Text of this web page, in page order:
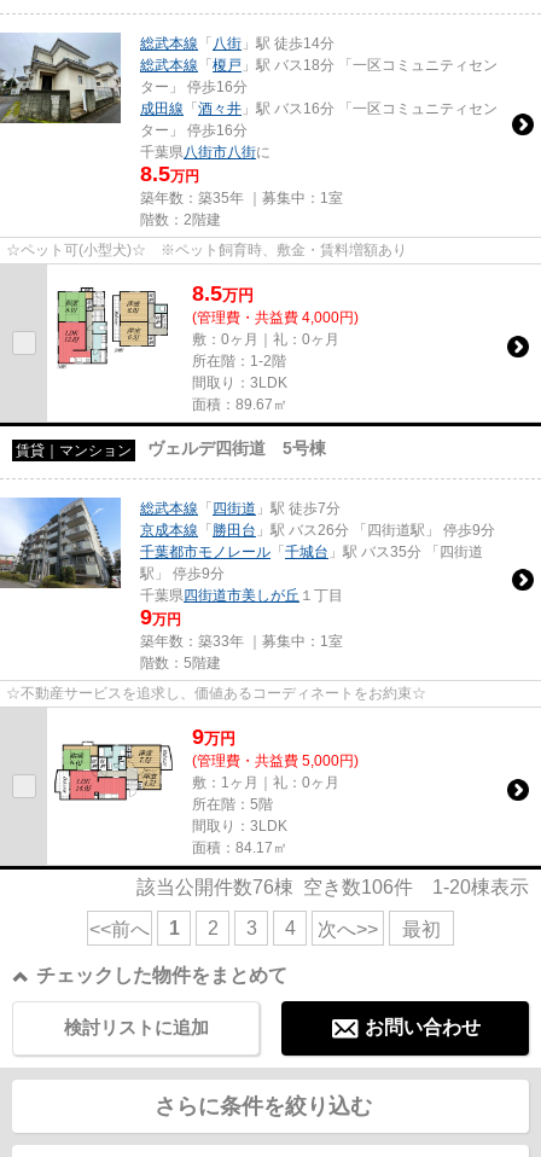
総武本線 「 八街 」駅 徒歩14分
総武本線 「榎戸 」駅 バス18分 「一区コミュニティセン
ター」 停歩16分
成田線 「酒々井 」駅 バス16分 「一区コミュニティセン
ター」 停歩16分
千葉県 八街市八街に
8.5万円
築年数：築35年 ｜募集中： 1室
階数：2階建
☆ペット可(小型犬)☆ ※ペット飼育時、敷金・賃料増額あり
8.5万円
(管理費・共益費 4,000円)
敷：0ヶ月｜礼：0ヶ月
所在階：1-2階
間取り：3LDK
面積：89.67㎡
賃貸｜マンション ヴェルデ四街道 5号棟
総武本線 「四街道 」駅 徒歩7分
京成本線 「勝田台 」駅 バス26分 「四街道駅」 停歩9分
千葉都市モノレール 「千城台 」駅 バス35分 「四街道
駅」 停歩9分
千葉県四街道市美しが丘 １丁目
9万円
築年数：築33年 ｜募集中： 1室
階数：5階建
☆不動産サービスを追求し、価値あるコーディネートをお約束☆
9万円
(管理費・共益費 5,000円)
敷：1ヶ月｜礼：0ヶ月
所在階：5階
間取り：3LDK
面積：84.17㎡
該当公開件数76棟 空き数106件 1-20棟表示
<<前へ 1 2 3 4 次へ>> 最初
チェックした物件をまとめて
お問い合わせ
検討リストに追加
さらに条件を絞り込む